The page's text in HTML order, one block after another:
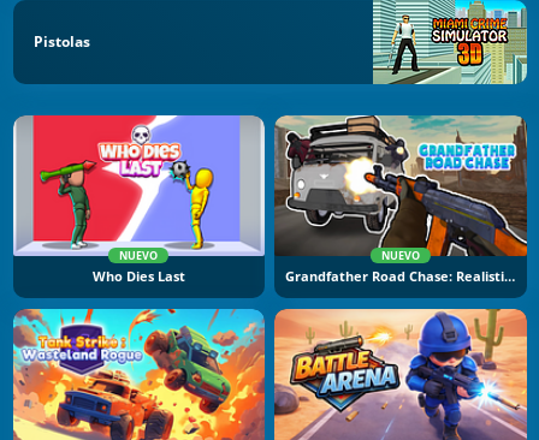
Pistolas
NUEVO
Who Dies Last
NUEVO
Grandfather Road Chase: Realistic Shooter